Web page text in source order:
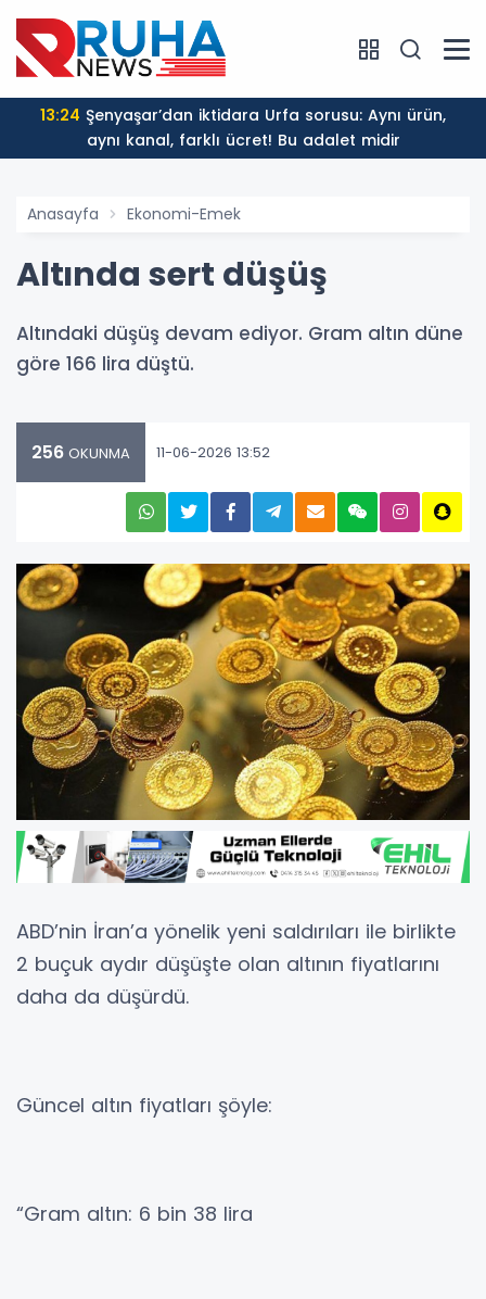
13:24
aynı kanal, farklı ücret! Bu adalet midir
Anasayfa Ekonomi-Emek
Altında sert düşüş
Altındaki düşüş devam ediyor. Gram altın düne
göre 166 lira düştü.
256 OKUNMA 11-06-2026 13:52
ABD’nin İran’a yönelik yeni saldırıları ile birlikte
2 buçuk aydır düşüşte olan altının fiyatlarını
daha da düşürdü.
Güncel altın fiyatları şöyle:
“Gram altın: 6 bin 38 lira